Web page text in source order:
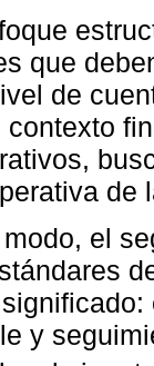
que
de
de
el
y